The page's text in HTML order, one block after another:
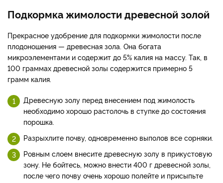
Подкормка жимолости древесной золой
Прекрасное удобрение для подкормки жимолости после
плодоношения — древесная зола. Она богата
микроэлементами и содержит до 5% калия на массу. Так, в
100 граммах древесной золы содержится примерно 5
грамм калия.
Древесную золу перед внесением под жимолость
необходимо хорошо растолочь в ступке до состояния
порошка.
Разрыхлите почву, одновременно выполов все сорняки.
Ровным слоем внесите древесную золу в прикустовую
зону. Не бойтесь, можно внести 400 г древесной золы,
после чего почву очень хорошо полейте и присыпьте